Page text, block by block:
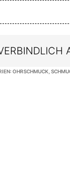
OHRSCHMUCK